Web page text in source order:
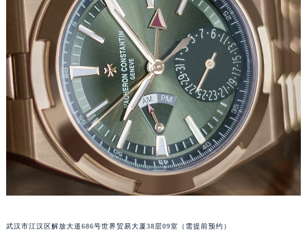
武汉市江汉区解放大道686号世界贸易大厦38层09室（需提前预约）